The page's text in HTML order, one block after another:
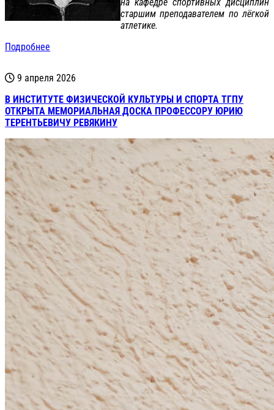
старшим преподавателем по лёгкой
атлетике.
Подробнее
9 апреля 2026
В ИНСТИТУТЕ ФИЗИЧЕСКОЙ КУЛЬТУРЫ И СПОРТА ТГПУ
ОТКРЫТА МЕМОРИАЛЬНАЯ ДОСКА ПРОФЕССОРУ ЮРИЮ
ТЕРЕНТЬЕВИЧУ РЕВЯКИНУ